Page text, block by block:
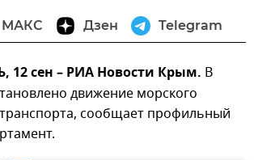
МАКС Дзен Telegram
сен – РИА Новости Крым. В
движение морского
сообщает профильный